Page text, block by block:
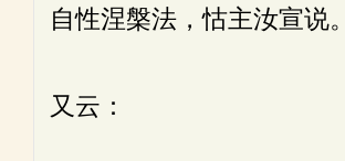
自性涅槃法，怙主汝宣说。
又云：